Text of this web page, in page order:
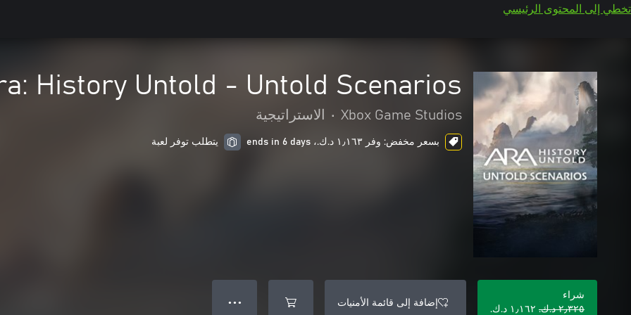
تخطي إلى المحتوى الرئيسي
History Untold - Untold Scenarios
Xbox Game Studios
• الاستراتيجية
بسعر مخفض: وفر ١٫١٦٣ د.ك.‏، ends in 6 days يتطلب توفر لعبة
شراء
٢٫٣٢٥ د.ك.‏
١٫١٦٢ د.ك.‏
إضافة إلى قائمة الأمنيات ● ● ●